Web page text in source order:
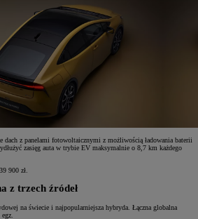
dach z panelami fotowoltaicznymi z możliwością ładowania baterii
zasięg auta w trybie EV maksymalnie o 8,7 km każdego
900 zł.
z trzech źródeł
na świecie i najpopularniejsza hybryda. Łączna globalna